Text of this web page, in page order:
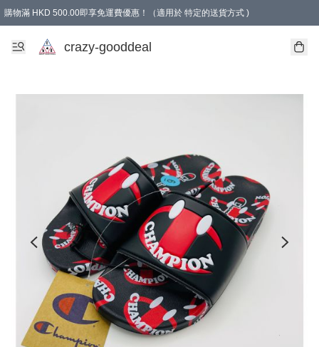
購物滿 HKD 500.00即享免運費優惠！（適用於 特定的送貨方式 )
成為會員可享免費禮品
crazy-gooddeal